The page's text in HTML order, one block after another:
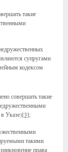
такие
супругами
кодексом
совершать такие
Указе)[3];
такими
права